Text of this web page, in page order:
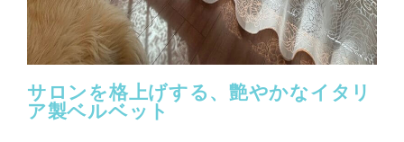
サロンを格上げする、艶やかなイタリ
ア製ベルベット